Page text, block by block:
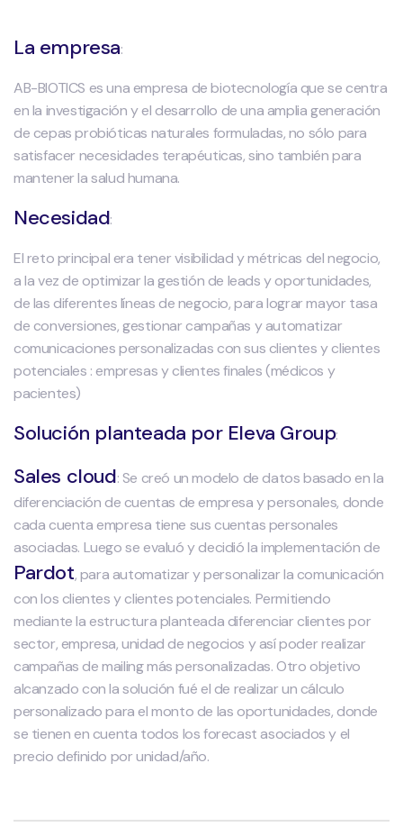
La empresa:
AB-BIOTICS es una empresa de biotecnología que se centra
en la investigación y el desarrollo de una amplia generación
de cepas probióticas naturales formuladas, no sólo para
satisfacer necesidades terapéuticas, sino también para
mantener la salud humana.
Necesidad:
El reto principal era tener visibilidad y métricas del negocio,
a la vez de optimizar la gestión de leads y oportunidades,
de las diferentes líneas de negocio, para lograr mayor tasa
de conversiones, gestionar campañas y automatizar
comunicaciones personalizadas con sus clientes y clientes
potenciales : empresas y clientes finales (médicos y
pacientes)
Solución planteada por Eleva Group:
Sales cloud: Se creó un modelo de datos basado en la
diferenciación de cuentas de empresa y personales, donde
cada cuenta empresa tiene sus cuentas personales
asociadas. Luego se evaluó y decidió la implementación de
Pardot, para automatizar y personalizar la comunicación
con los clientes y clientes potenciales. Permitiendo
mediante la estructura planteada diferenciar clientes por
sector, empresa, unidad de negocios y así poder realizar
campañas de mailing más personalizadas. Otro objetivo
alcanzado con la solución fué el de realizar un cálculo
personalizado para el monto de las oportunidades, donde
se tienen en cuenta todos los forecast asociados y el
precio definido por unidad/año.